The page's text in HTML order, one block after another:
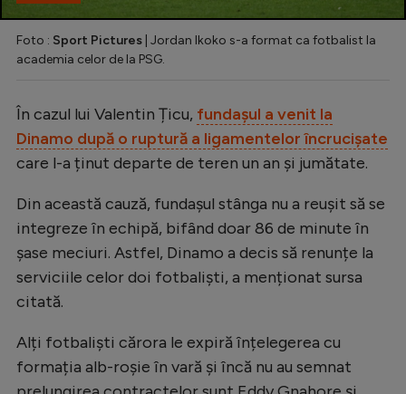
Foto : Sport Pictures | Jordan Ikoko s-a format ca fotbalist la
academia celor de la PSG.
În cazul lui Valentin Țicu, fundașul a venit la
Dinamo după o ruptură a ligamentelor încrucișate
care l-a ținut departe de teren un an și jumătate.
Din această cauză, fundașul stânga nu a reușit să se
integreze în echipă, bifând doar 86 de minute în
șase meciuri. Astfel, Dinamo a decis să renunțe la
serviciile celor doi fotbaliști, a menționat sursa
citată.
Alți fotbaliști cărora le expiră înțelegerea cu
formația alb-roșie în vară și încă nu au semnat